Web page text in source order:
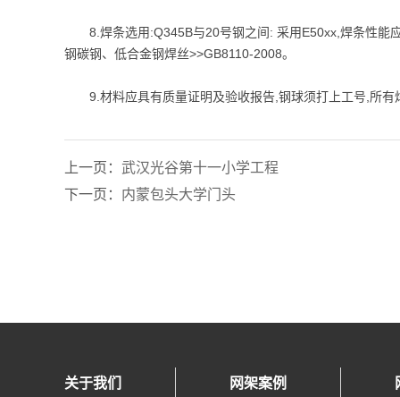
8.焊条选用:Q345B与20号钢之间: 采用E50xx,焊条性能应
钢碳钢、低合金钢焊丝>>GB8110-2008。
9.材料应具有质量证明及验收报告,钢球须打上工号,所有
上一页： 武汉光谷第十一小学工程
下一页： 内蒙包头大学门头
关于我们 网架案例